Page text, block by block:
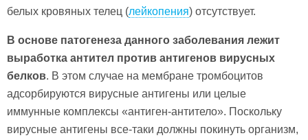
белых кровяных телец (лейкопения) отсутствует.
В основе патогенеза данного заболевания лежит
выработка антител против антигенов вирусных
белков. В этом случае на мембране тромбоцитов
адсорбируются вирусные антигены или целые
иммунные комплексы «антиген-антитело». Поскольку
вирусные антигены все-таки должны покинуть организм,